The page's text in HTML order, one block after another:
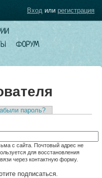
ФОРУМ
Вход или регистрация
пароль?
с сайта. Почтовый адрес не
для восстановления
через контактную форму.
подписаться.